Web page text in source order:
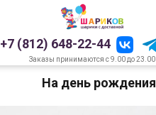
+7 (812) 648-22-44
Заказы принимаются с 9.00 до 23.00
На день рождения